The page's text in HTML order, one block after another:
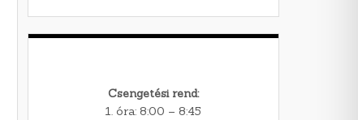
Csengetési rend:
1. óra: 8:00 – 8:45